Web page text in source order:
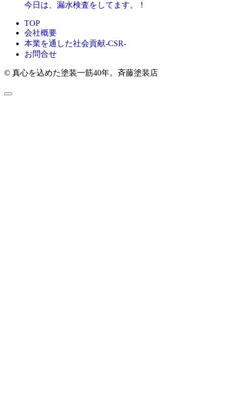
今日は、漏水検査をしてます。！
TOP
会社概要
本業を通した社会貢献-CSR-
お問合せ
© 真心を込めた塗装一筋40年。斉藤塗装店